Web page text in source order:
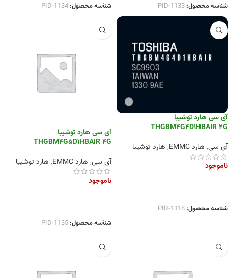
شناسه محصول: PID-1133 شناسه محصول: PID-1134
آی سی هارد توشیبا
THGBM4G4D1HBAIR 2G
آی سی, هارد EMMC , هارد توشیبا
ناموجود
شناسه محصول: PID-1118
آی سی هارد توشیبا
THGBM4G5D1HBAIR 4G
آی سی, هارد EMMC , هارد توشیبا
ناموجود
شناسه محصول: PID-1135